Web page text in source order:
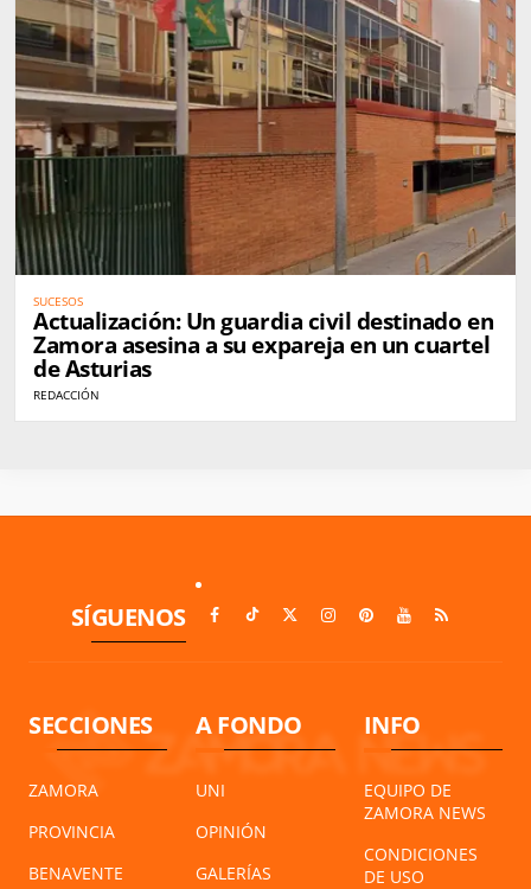
SUCESOS
Actualización: Un guardia civil destinado en
Zamora asesina a su expareja en un cuartel
de Asturias
REDACCIÓN
SÍGUENOS
SECCIONES
ZAMORA
PROVINCIA
BENAVENTE
A FONDO
UNI
OPINIÓN
GALERÍAS
INFO
EQUIPO DE
ZAMORA NEWS
CONDICIONES
DE USO